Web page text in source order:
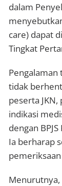
dalam
care) dapat
Tingkat
tidak
peserta
indikasi
dengan
Ia berharap